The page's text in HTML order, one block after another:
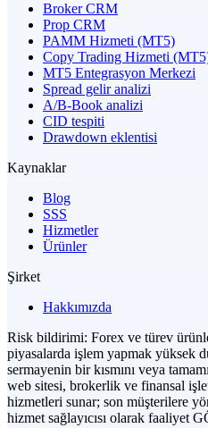
Broker CRM
Prop CRM
PAMM Hizmeti (MT5)
Copy Trading Hizmeti
MT5 Entegrasyon Merkezi
Spread gelir analizi
A/B-Book analizi
CID tespiti
Drawdown eklentisi
Kaynaklar
Blog
SSS
Hizmetler
Ürünler
Şirket
Hakkımızda
Risk bildirimi: Forex ve türev
piyasalarda işlem yapmak yüksek
sermayenin bir kısmını veya
web sitesi, brokerlik ve finansal
hizmetleri sunar; son müşterilere
hizmet sağlayıcısı olarak faaliyet